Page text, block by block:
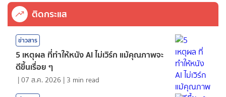
ติดกระแส
ข่าวสาร
5 เหตุผล ที่ทำให้หนัง AI ไม่เวิร์ก แม้คุณภาพจะ
ดีขึ้นเรื่อย ๆ
|07 ส.ค. 2026 | 3 min read